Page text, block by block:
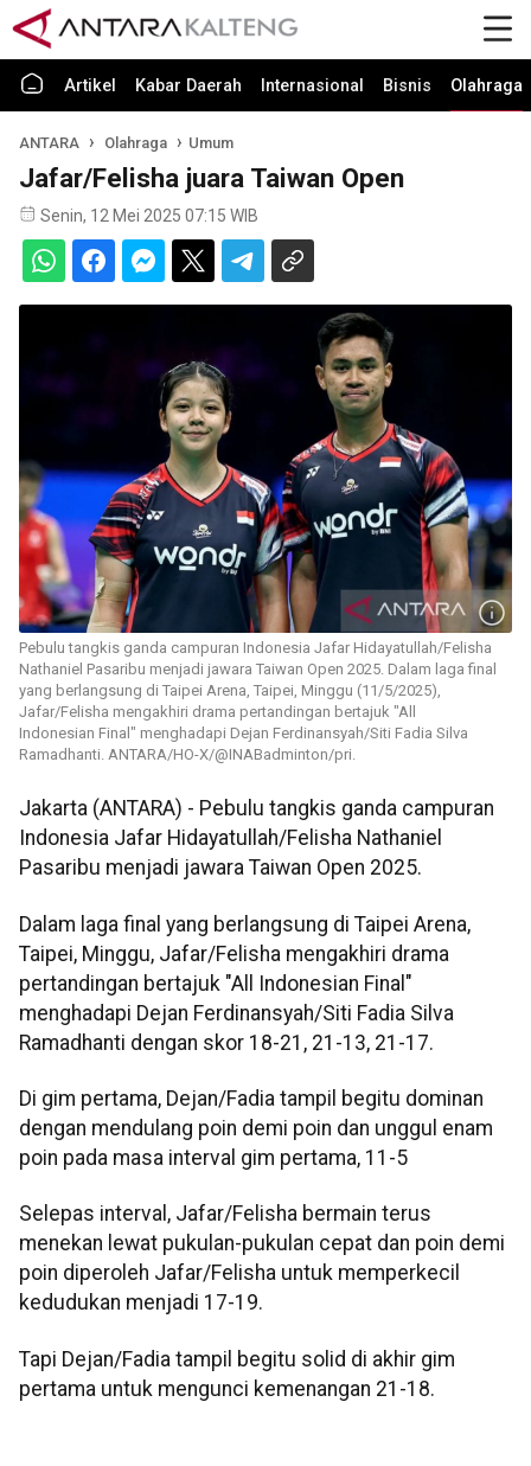
Artikel Kabar Daerah Internasional Bisnis Olahraga
ANTARA Olahraga Umum
Jafar/Felisha juara Taiwan Open
Senin, 12 Mei 2025 07:15 WIB
Pebulu tangkis ganda campuran Indonesia Jafar Hidayatullah/Felisha
Nathaniel Pasaribu menjadi jawara Taiwan Open 2025. Dalam laga final
yang berlangsung di Taipei Arena, Taipei, Minggu (11/5/2025),
Jafar/Felisha mengakhiri drama pertandingan bertajuk "All
Indonesian Final" menghadapi Dejan Ferdinansyah/Siti Fadia Silva
Ramadhanti. ANTARA/HO-X/@INABadminton/pri.
Jakarta (ANTARA) - Pebulu tangkis ganda campuran
Indonesia Jafar Hidayatullah/Felisha Nathaniel
Pasaribu menjadi jawara Taiwan Open 2025.
Dalam laga final yang berlangsung di Taipei Arena,
Taipei, Minggu, Jafar/Felisha mengakhiri drama
pertandingan bertajuk "All Indonesian Final"
menghadapi Dejan Ferdinansyah/Siti Fadia Silva
Ramadhanti dengan skor 18-21, 21-13, 21-17.
Di gim pertama, Dejan/Fadia tampil begitu dominan
dengan mendulang poin demi poin dan unggul enam
poin pada masa interval gim pertama, 11-5
Selepas interval, Jafar/Felisha bermain terus
menekan lewat pukulan-pukulan cepat dan poin demi
poin diperoleh Jafar/Felisha untuk memperkecil
kedudukan menjadi 17-19.
Tapi Dejan/Fadia tampil begitu solid di akhir gim
pertama untuk mengunci kemenangan 21-18.